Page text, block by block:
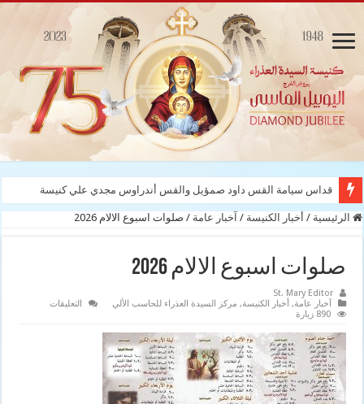
قداس سيامة القس داود صمؤيل والقس أندراوس مجدي علي كنيسة السيدة
الرئيسية / أخبار الكنيسة / آخبار عامة / صلوات اسبوع الالام 2026
صلوات اسبوع الالام 2026
St. Mary Editor
آخبار عامة, أخبار الكنيسة, مركز السيدة العذراء للحاسب الألي التعليقات
890 زيارة